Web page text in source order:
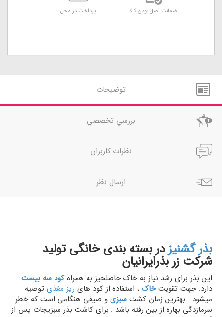
ضمانت اصل بودن کالا پرداخت در محل
توضيحات
بررسي تخصصي
نظرات کاربران
ارسال نظر
بذرگشنیزدر بسته بندی خانگی تولید
شرکت زر بذرایرانیان
این بذر برای رشد نیاز به خاک حاصلخیز به همراهکود سه بیست
دارد. جهت تقویتخاک ، استفاده از کود های ریز مغذی توصیه
میشود . بهترین زمان کشت سبزی و صیفی هنگامی است که خطر
سرمازدگی بهاره از بین رفته باشد . برای کاشت بذر سبزیجات پس از